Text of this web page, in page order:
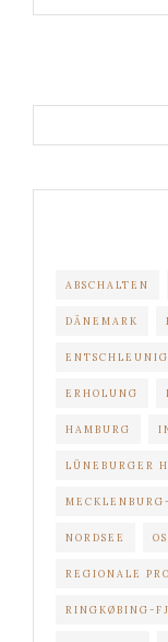
ABSCHALTEN
DÄNEMARK
ERHOLUNG
HAMBURG
LÜNEBURGER
NORDSEE
REGIONALE
RINGKØBING-